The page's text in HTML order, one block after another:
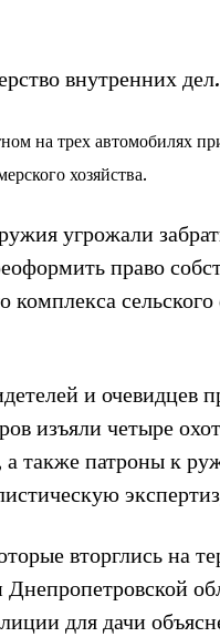
внутренних дел.
на трех автомобилях
хозяйства.
угрожали
право
сельского
и очевидцев
изъяли четыре
а также патроны к
вторглись на
для дачи